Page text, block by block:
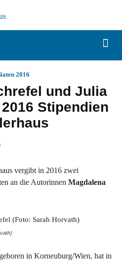
2016
und Julia
Stipendien
vergibt in 2016 zwei
an die Autorinnen Magdalena
in Korneuburg/Wien, hat in